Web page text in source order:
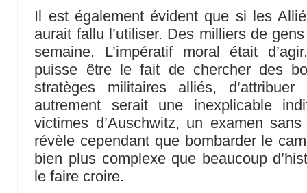
Il est également évident que si les
aurait fallu l’utiliser. Des milliers de
semaine. L’impératif moral était
puisse être le fait de chercher des
stratèges militaires alliés,
autrement serait une inexplicable
victimes d’Auschwitz, un examen
révèle cependant que bombarder le
bien plus complexe que beaucoup
le faire croire.